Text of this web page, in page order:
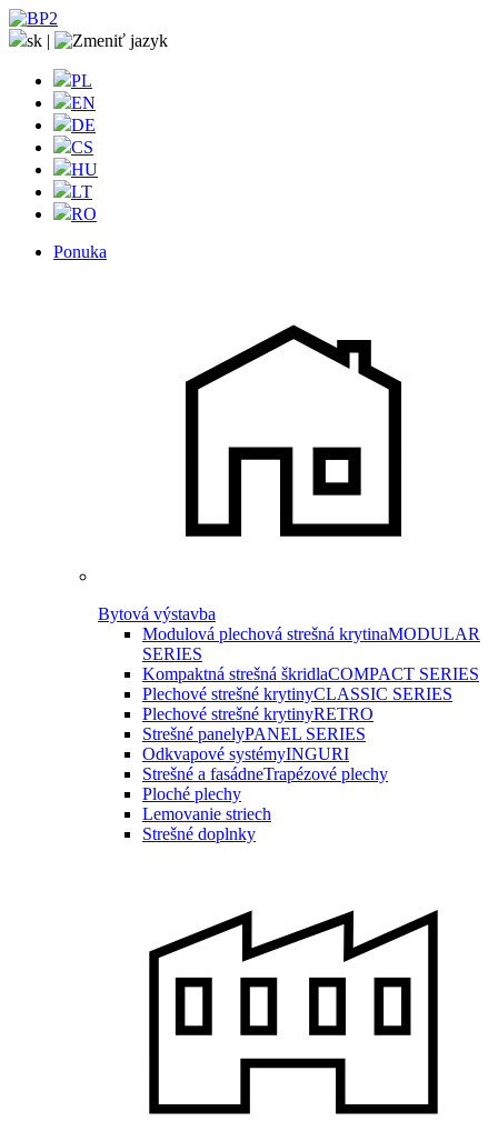
sk |
PL
EN
DE
CS
HU
LT
RO
Ponuka
Bytová výstavba
Modulová plechová strešná krytinaMODULAR
SERIES
Kompaktná strešná škridlaCOMPACT SERIES
Plechové strešné krytinyCLASSIC SERIES
Plechové strešné krytinyRETRO
Strešné panelyPANEL SERIES
Odkvapové systémyINGURI
Strešné a fasádneTrapézové plechy
Ploché plechy
Lemovanie striech
Strešné doplnky